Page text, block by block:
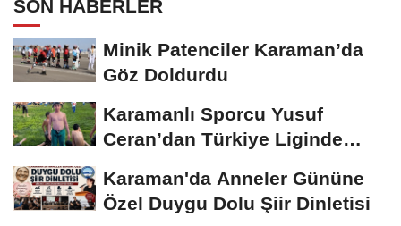
SON HABERLER
Minik Patenciler Karaman’da
Göz Doldurdu
Karamanlı Sporcu Yusuf
Ceran’dan Türkiye Liginde
Karaman'da Anneler Gününe
Özel Duygu Dolu Şiir Dinletisi